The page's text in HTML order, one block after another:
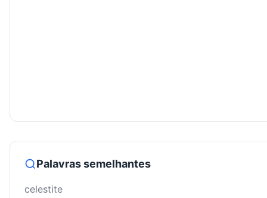
Palavras semelhantes
celestite